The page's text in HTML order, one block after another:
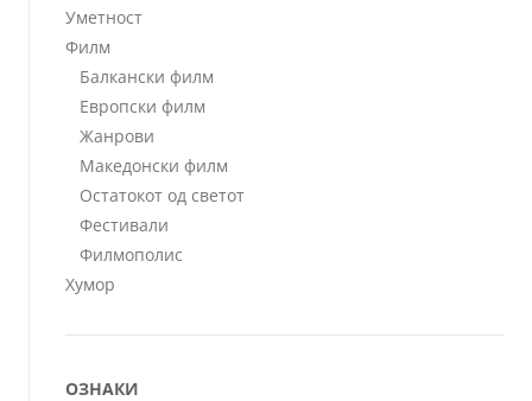
Уметност
Филм
Балкански филм
Европски филм
Жанрови
Македонски филм
Остатокот од светот
Фестивали
Филмополис
Хумор
ОЗНАКИ